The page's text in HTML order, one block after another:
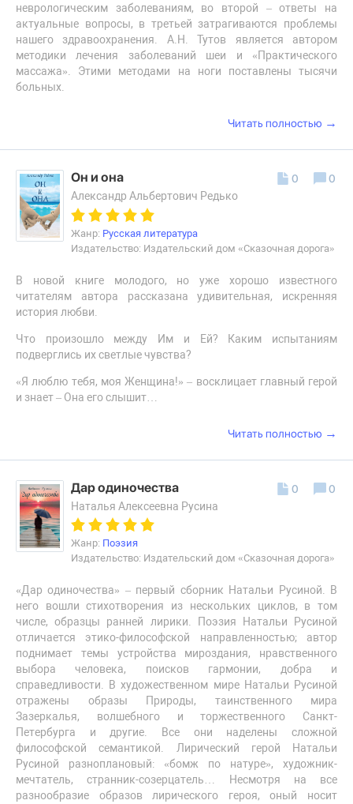
неврологическим заболеваниям, во второй – ответы на
актуальные вопросы, в третьей затрагиваются проблемы
нашего здравоохранения. А.Н. Тутов является автором
методики лечения заболеваний шеи и «Практического
массажа». Этими методами на ноги поставлены тысячи
больных.
Читать полностью →
Он и она
Александр Альбертович Редько
Жанр: Русская литература
Издательство: Издательский дом «Сказочная дорога»
В новой книге молодого, но уже хорошо известного
читателям автора рассказана удивительная, искренняя
история любви.
Что произошло между Им и Ей? Каким испытаниям
подверглись их светлые чувства?
«Я люблю тебя, моя Женщина!» – восклицает главный герой
и знает – Она его слышит…
0 0
Читать полностью →
Дар одиночества
Наталья Алексеевна Русина
Жанр: Поэзия
Издательство: Издательский дом «Сказочная дорога»
«Дар одиночества» – первый сборник Натальи Русиной. В
него вошли стихотворения из нескольких циклов, в том
числе, образцы ранней лирики. Поэзия Натальи Русиной
отличается этико-философской направленностью; автор
поднимает темы устройства мироздания, нравственного
выбора человека, поисков гармонии, добра и
справедливости. В художественном мире Натальи Русиной
отражены образы Природы, таинственного мира
Зазеркалья, волшебного и торжественного Санкт-
Петербурга и другие. Все они наделены сложной
философской семантикой. Лирический герой Натальи
Русиной разноплановый: «бомж по натуре», художник-
мечтатель, странник-созерцатель… Несмотря на все
разнообразие образов лирического героя, оный носит
0 0